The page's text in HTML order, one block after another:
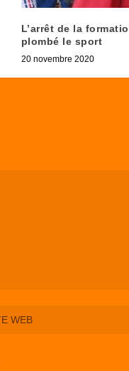
L’arrêt de la
plombé le sport
20 novembre 2020